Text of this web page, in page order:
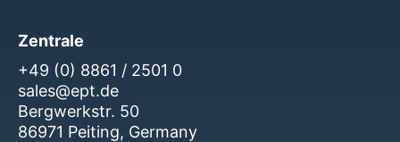
Zentrale
+49 (0) 8861 / 2501 0
sales@ept.de
Bergwerkstr. 50
86971 Peiting, Germany